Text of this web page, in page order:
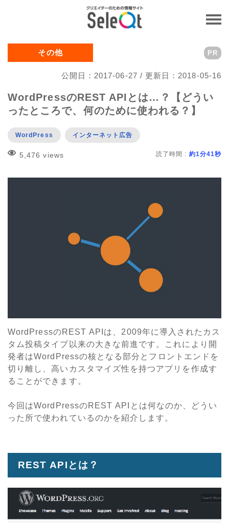
その他
公開日：2017-06-27 / 更新日：2018-05-16
PR
WordPressのREST APIとは…？【どうい
ったところで、何のために使われる？】
WordPress インターネット広告
5,476 views 読了時間 : 約1分41秒
WordPressのREST APIは、2009年に導入されたカス
タム投稿タイプ以来の大きな前進です。これにより開
発者はWordPressの核となる部分とフロントエンドを
切り離し、高いカスタマイズ性を持つアプリを作成す
ることができます。
今回はWordPressのREST APIとは何なのか、どうい
った所で使われているのかを紹介します。
REST APIとは？